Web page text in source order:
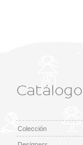
Catálogo
Colección